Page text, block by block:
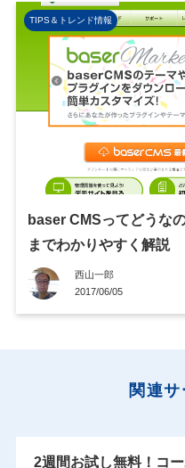
TIPS＆トレンド情報
baser CMSってどうな
までわかりやすく解説
西山一郎
2017/06/05
関連
2週間お試し無料！コ